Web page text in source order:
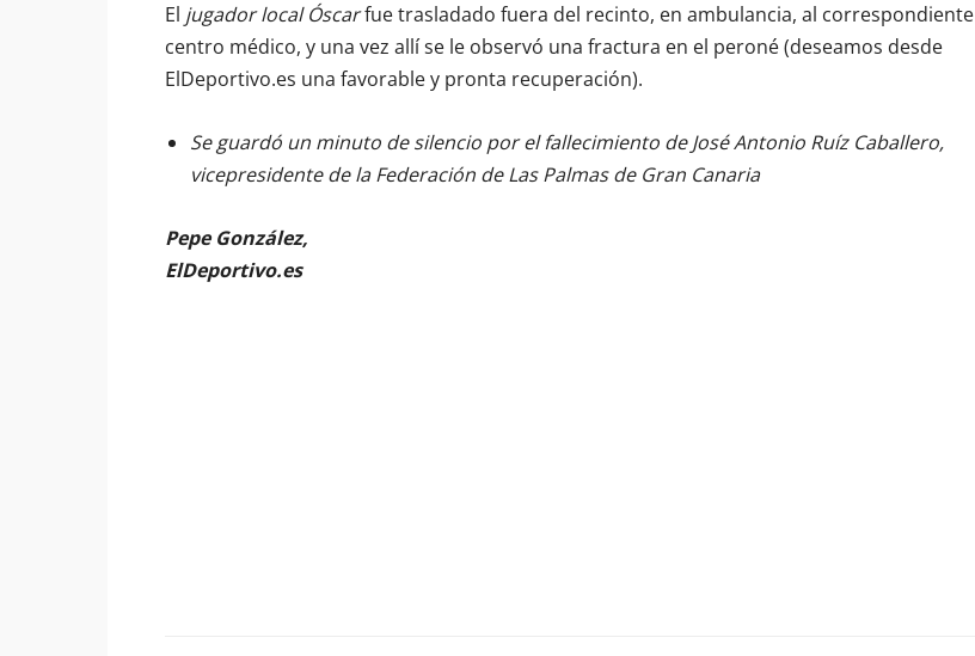
El jugador local Óscarfue trasladado fuera del recinto, en ambulancia, al correspondiente
centro médico, y una vez allí se le observó una fractura en el peroné (deseamos desde
ElDeportivo.es una favorable y pronta recuperación).
Se guardó un minuto de silencio por el fallecimiento de José Antonio Ruíz Caballero,
vicepresidente de la Federación de Las Palmas de Gran Canaria
Pepe González,
ElDeportivo.es